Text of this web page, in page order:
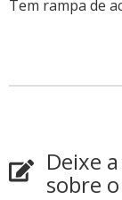
Tem rampa de
Deixe
sobre